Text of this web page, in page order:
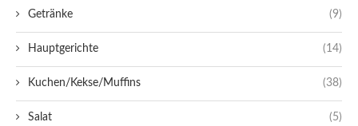
Getränke (9)
Hauptgerichte (14)
Kuchen/Kekse/Muffins (38)
Salat (5)